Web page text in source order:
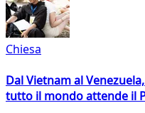
Chiesa
Dal Vietnam al
tutto il mondo attende il